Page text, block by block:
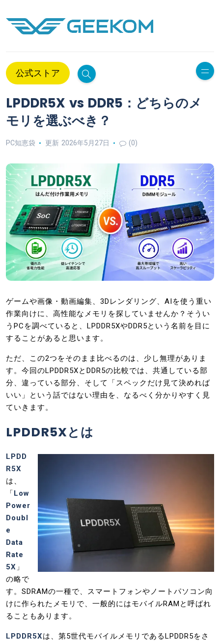
公式ストア
LPDDR5X vs DDR5：どちらのメ
モリを選ぶべき？
PC知恵袋 更新 2026年5月27日 (0)
ゲームや画像・動画編集、3Dレンダリング、AIを使う重い
作業向けに、高性能なメモリを探していませんか？そうい
うPCを調べていると、LPDDR5XやDDR5という名前を目に
することがあると思います。
ただ、この2つをそのまま比べるのは、少し無理がありま
す。今回のLPDDR5XとDDR5の比較では、共通している部
分、違っている部分、そして「スペックだけ見て決めれば
いい」という話ではない理由を、なるべく分かりやすく見
ていきます。
LPDDR5Xとは
LPDD
R5X
は、
「Low
Power
Doubl
e
Data
Rate
5X 」
の略で
す。SDRAMの一種で、スマートフォンやノートパソコン向
けに作られたメモリで、一般的にはモバイルRAMと呼ばれ
ることもあります。
LPDDR5Xは、第5世代モバイルメモリであるLPDDR5をさ